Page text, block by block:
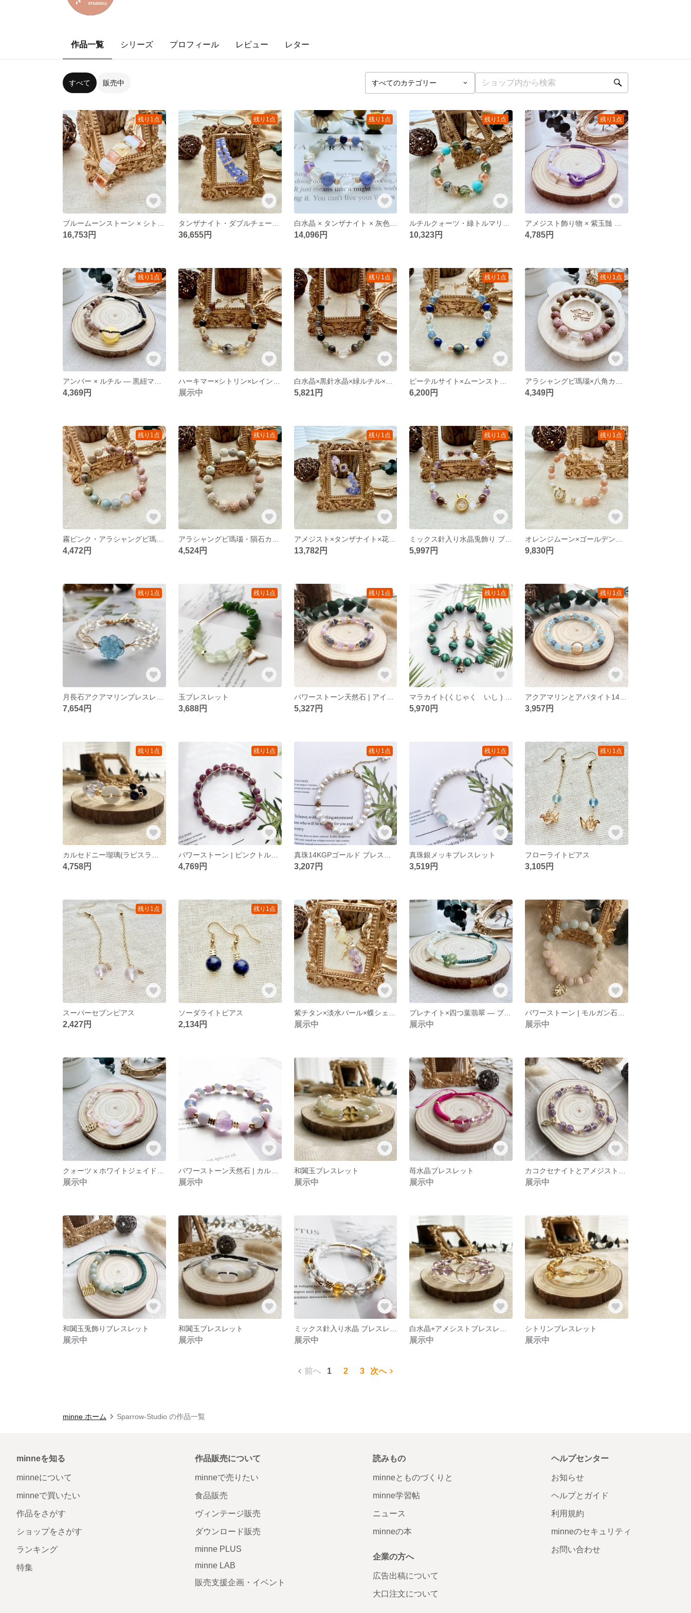
作品一覧 シリーズ プロフィール レビュー レター
すべて 販売中
残り1点
16,753円
残り1点
36,655円
残り1点
白水晶 × タンザナイト × 灰色紫ジェイド × グレームーンストーン × ラピスラズリ — 天然石ブレスレット
14,096円
残り1点
10,323円
残り1点
4,785円
残り1点
4,369円 展示中
残り1点
5,821円
残り1点
6,200円
残り1点
4,349円
残り1点
4,472円
残り1点
4,524円
残り1点
アメジスト×タンザナイト×花カットデザイン — 天然石ブレスレット
13,782円
残り1点
5,997円
残り1点
9,830円
残り1点
7,654円
残り1点
玉ブレスレット
3,688円
残り1点
5,327円
残り1点
5,970円
残り1点
3,957円
残り1点
4,758円
残り1点
パワーストーン | ピンクトルマリン 14KGPゴールド ブレスレット
4,769円
残り1点
3,207円
残り1点
真珠銀メッキブレスレット
3,519円
残り1点
フローライトピアス
3,105円
残り1点
スーパーセブンピアス
2,427円
残り1点
ソーダライトピアス
2,134円 展示中 展示中 展示中
展示中
パワーストーン天然石 | カルセドニークンツァイト アメシストブレスレット
展示中
和闐玉ブレスレット
展示中
苺水晶ブレスレット
展示中 展示中
和闐玉兎飾りブレスレット
展示中
和闐玉ブレスレット
展示中 展示中 展示中
シトリンブレスレット
展示中
前へ 1 2 3 次へ
minne ホーム Sparrow-Studio の作品一覧
minneを知る
minneについて
minneで買いたい
作品をさがす
ショップをさがす
ランキング
特集
作品販売について
minneで売りたい
食品販売
ヴィンテージ販売
ダウンロード販売
minne PLUS
minne LAB
販売支援企画・イベント
読みもの
minneとものづくりと
minne学習帖
ニュース
minneの本
企業の方へ
広告出稿について
大口注文について
ヘルプセンター
お知らせ
ヘルプとガイド
利用規約
minneのセキュリティ
お問い合わせ